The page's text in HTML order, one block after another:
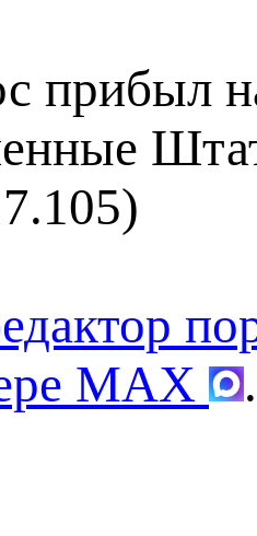
прибыл
MAX
.